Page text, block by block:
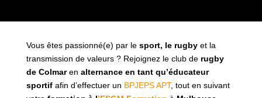
Vous êtes passionné(e) par le sport, le rugbyet la
transmission de valeurs ? Rejoignez le club de rugby
de Colmaren alternance en tant qu’éducateur
sportifafin d’effectuer un BPJEPS APT, tout en suivant